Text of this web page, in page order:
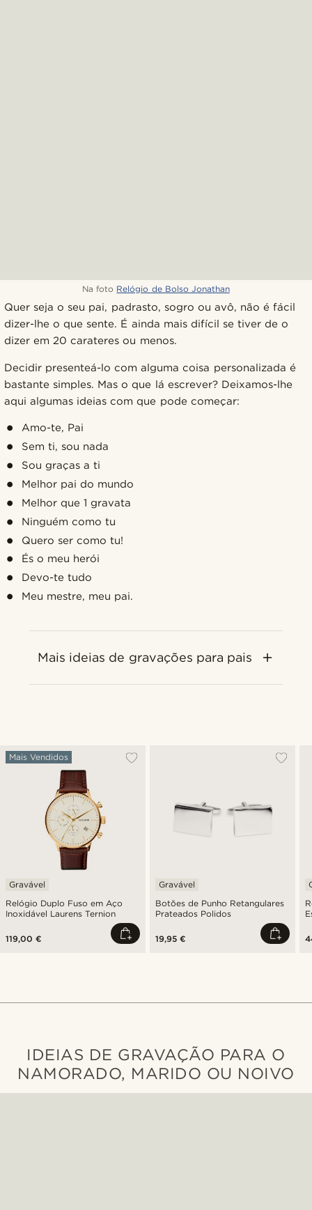
Na foto Relógio de Bolso Jonathan
Quer seja o seu pai, padrasto, sogro ou avô, não é fácil
dizer-lhe o que sente. É ainda mais difícil se tiver de o
dizer em 20 carateres ou menos.
Decidir presenteá-lo com alguma coisa personalizada é
bastante simples. Mas o que lá escrever? Deixamos-lhe
aqui algumas ideias com que pode começar:
Amo-te, Pai
Sem ti, sou nada
Sou graças a ti
Melhor pai do mundo
Melhor que 1 gravata
Ninguém como tu
Quero ser como tu!
És o meu herói
Devo-te tudo
Meu mestre, meu pai.
Mais ideias de gravações para pais
Relógio Duplo Fuso em Aço
Inoxidável Laurens Ternion
Mais Vendidos
Gravável
119,00 €
Botões de Punho Retangulares
Prateados Polidos
Gravável
19,95 €
IDEIAS DE GRAVAÇÃO PARA O
NAMORADO, MARIDO OU NOIVO